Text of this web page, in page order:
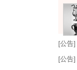
[公告]
[公告]